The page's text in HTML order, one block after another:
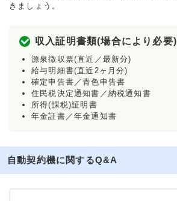
きましょう。
収入証明書類(場合により必要)
源泉徴収票(直近／最新分)
給与明細書(直近2ヶ月分)
確定申告書／青色申告書
住民税決定通知書／納税通知書
所得(課税)証明書
年金証書／年金通知書
自動契約機に関するQ&A